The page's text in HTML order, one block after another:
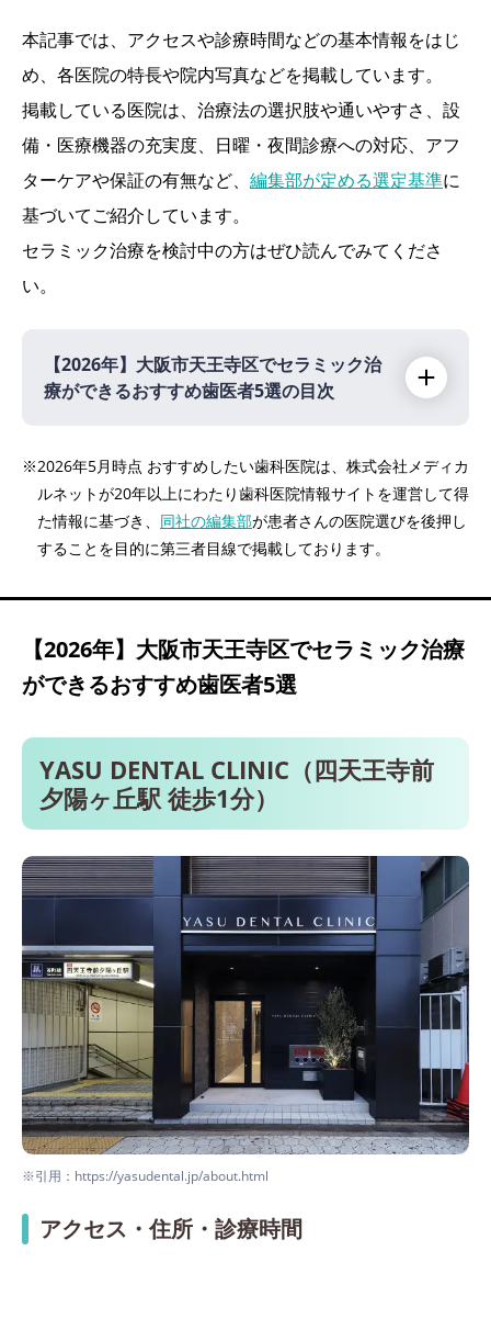
本記事では、アクセスや診療時間などの基本情報をはじ
め、各医院の特長や院内写真などを掲載しています。
掲載している医院は、治療法の選択肢や通いやすさ、設
備・医療機器の充実度、日曜・夜間診療への対応、アフ
ターケアや保証の有無など、 編集部が定める選定基準に
基づいてご紹介しています。
セラミック治療を検討中の方はぜひ読んでみてくださ
い。
【2026年】 大阪市天王寺区でセラミック治
療ができるおすすめ歯医者5選の目次
YASU DENTAL CLINIC（四天王寺前夕陽ヶ丘
駅 徒歩1分）
hdhc ふちはた歯科（四天王寺前夕陽ヶ丘駅
分）
うえほんまち歯科（大阪上本町駅 徒歩4分）
※2026年5月時点 おすすめしたい歯科医院は、株式会社メディカ
ルネットが20年以上にわたり歯科医院情報サイトを運営して得
た情報に基づき、 同社の編集部が患者さんの医院選びを後押し
することを目的に第三者目線で掲載しております。
【2026年】 大阪市天王寺区でセラミック治療
ができるおすすめ歯医者5選
YASU DENTAL CLINIC（四天王寺前
夕陽ヶ丘駅 徒歩1分）
※引用：https://yasudental.jp/about.html
アクセス・住所・診療時間